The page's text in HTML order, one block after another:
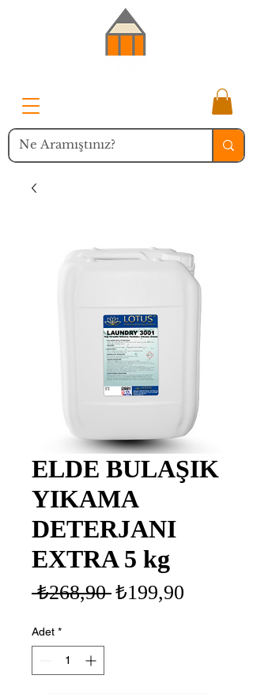
ELDE BULAŞIK
YIKAMA
DETERJANI
EXTRA 5 kg
₺268,90 Normal
₺199,90
Adet *